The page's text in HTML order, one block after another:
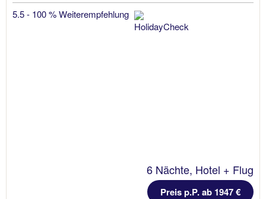
5.5 - 100 % Weiterempfehlung
6 Nächte, Hotel + Flug
Preis p.P. ab 1947 €